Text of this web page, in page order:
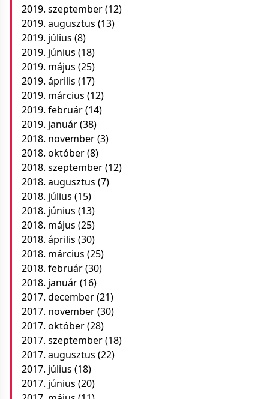
2019. szeptember(12)
2019. augusztus (13)
2019. július (8)
2019. június (18)
2019. május (25)
2019. április (17)
2019. március (12)
2019. február(14)
2019. január(38)
2018. november(3)
2018. október(8)
2018. szeptember(12)
2018. augusztus (7)
2018. július (15)
2018. június (13)
2018. május (25)
2018. április (30)
2018. március (25)
2018. február(30)
2018. január(16)
2017. december(21)
2017. november(30)
2017. október(28)
2017. szeptember(18)
2017. augusztus (22)
2017. július (18)
2017. június (20)